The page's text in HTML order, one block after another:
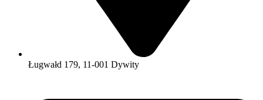
Ługwałd 179, 11-001 Dywity